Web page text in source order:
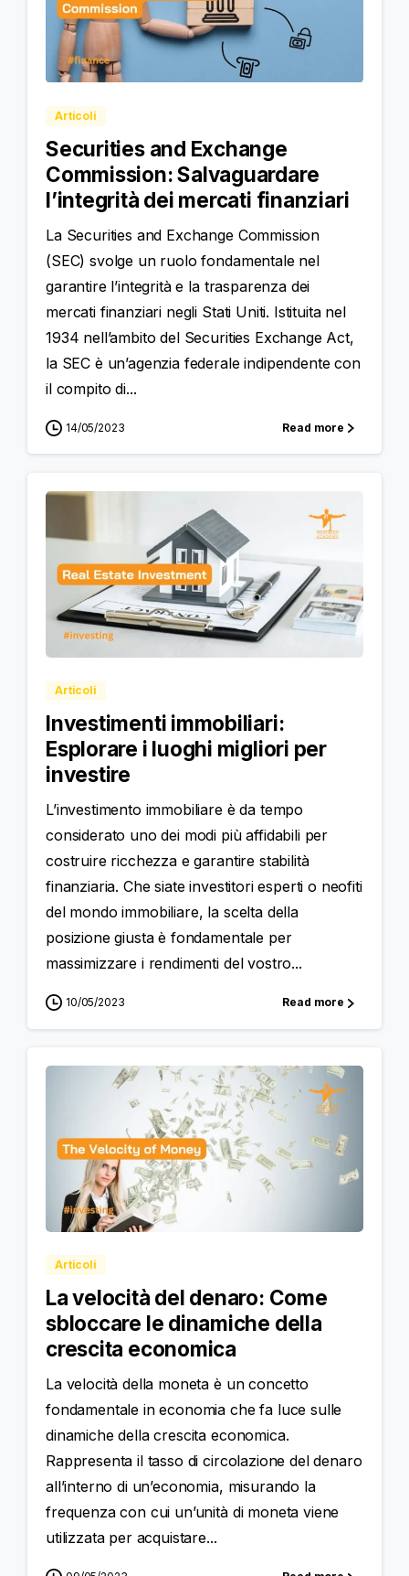
Articoli
Securities and Exchange
Commission: Salvaguardare
l’integrità dei mercati finanziari
La Securities and Exchange Commission
(SEC) svolge un ruolo fondamentale nel
garantire l’integrità e la trasparenza dei
mercati finanziari negli Stati Uniti. Istituita nel
1934 nell’ambito del Securities Exchange Act,
la SEC è un’agenzia federale indipendente con
il compito di...
14/05/2023 Read more
Articoli
Investimenti immobiliari:
Esplorare i luoghi migliori per
investire
L’investimento immobiliare è da tempo
considerato uno dei modi più affidabili per
costruire ricchezza e garantire stabilità
finanziaria. Che siate investitori esperti o neofiti
del mondo immobiliare, la scelta della
posizione giusta è fondamentale per
massimizzare i rendimenti del vostro...
10/05/2023 Read more
Articoli
La velocità del denaro: Come
sbloccare le dinamiche della
crescita economica
La velocità della moneta è un concetto
fondamentale in economia che fa luce sulle
dinamiche della crescita economica.
Rappresenta il tasso di circolazione del denaro
all’interno di un’economia, misurando la
frequenza con cui un’unità di moneta viene
utilizzata per acquistare...